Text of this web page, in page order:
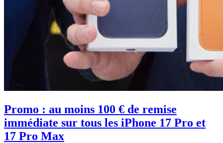
Promo : au moins 100 € de remise
immédiate sur tous les iPhone 17 Pro et
17 Pro Max